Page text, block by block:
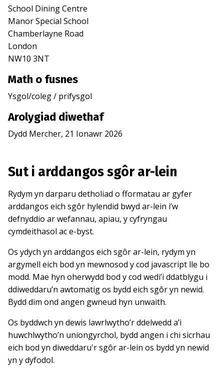
School Dining Centre
Manor Special School
Chamberlayne Road
London
NW10 3NT
Math o fusnes
Ysgol/coleg / prifysgol
Arolygiad diwethaf
Dydd Mercher, 21 Ionawr 2026
Sut i arddangos sgôr ar-lein
Rydym yn darparu detholiad o fformatau ar gyfer
arddangos eich sgôr hylendid bwyd ar-lein i’w
defnyddio ar wefannau, apiau, y cyfryngau
cymdeithasol ac e-byst.
Os ydych yn arddangos eich sgôr ar-lein, rydym yn
argymell eich bod yn mewnosod y cod javascript lle bo
modd. Mae hyn oherwydd bod y cod wedi’i ddatblygu i
ddiweddaru’n awtomatig os bydd eich sgôr yn newid.
Bydd dim ond angen gwneud hyn unwaith.
Os byddwch yn dewis lawrlwytho’r ddelwedd a’i
huwchlwytho’n uniongyrchol, bydd angen i chi sicrhau
eich bod yn diweddaru'r sgôr ar-lein os bydd yn newid
yn y dyfodol.